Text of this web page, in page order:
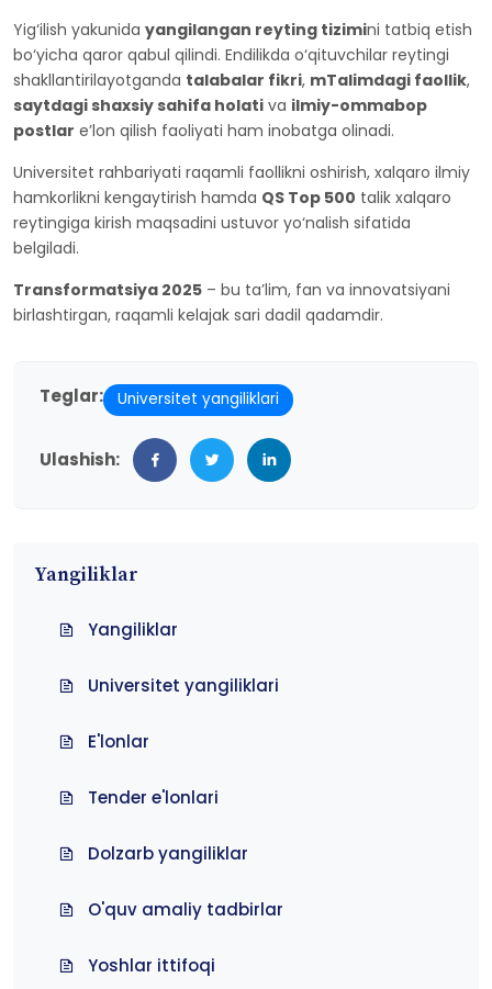
Yig‘ilish yakunida yangilangan reyting tizimini tatbiq etish
bo‘yicha qaror qabul qilindi. Endilikda o‘qituvchilar reytingi
shakllantirilayotganda talabalar fikri, mTalimdagi faollik,
saytdagi shaxsiy sahifa holati va ilmiy-ommabop
postlar e’lon qilish faoliyati ham inobatga olinadi.
Universitet rahbariyati raqamli faollikni oshirish, xalqaro ilmiy
hamkorlikni kengaytirish hamda QS Top 500 talik xalqaro
reytingiga kirish maqsadini ustuvor yo‘nalish sifatida
belgiladi.
Transformatsiya 2025 – bu ta’lim, fan va innovatsiyani
birlashtirgan, raqamli kelajak sari dadil qadamdir.
Teglar: Universitet yangiliklari
Ulashish:
Yangiliklar
Yangiliklar
Universitet yangiliklari
E'lonlar
Tender e'lonlari
Dolzarb yangiliklar
O'quv amaliy tadbirlar
Yoshlar ittifoqi